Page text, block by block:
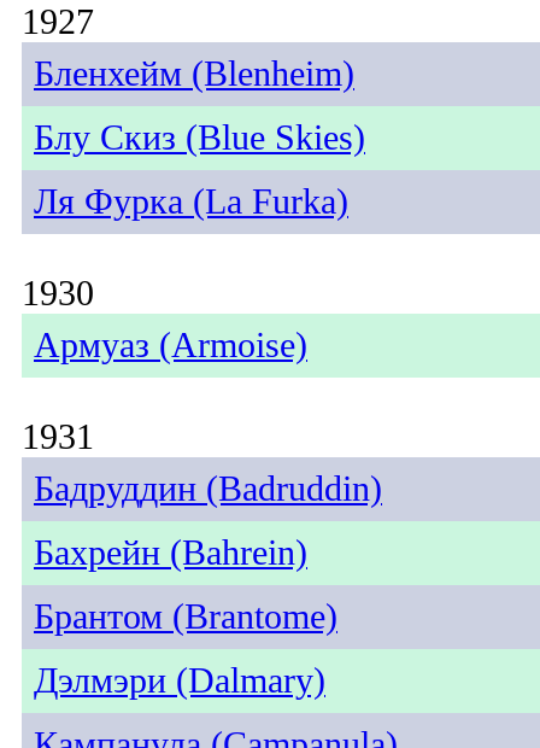
1927
Бленхейм (Blenheim)
Блу Скиз (Blue Skies)
Ля Фурка (La Furka)
1930
Армуаз (Armoise)
1931
Бадруддин (Badruddin)
Бахрейн (Bahrein)
Брантом (Brantome)
Дэлмэри (Dalmary)